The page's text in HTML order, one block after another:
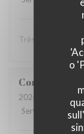
o
Très bon accueil
Coralie
2026-07-05
-
Servizio